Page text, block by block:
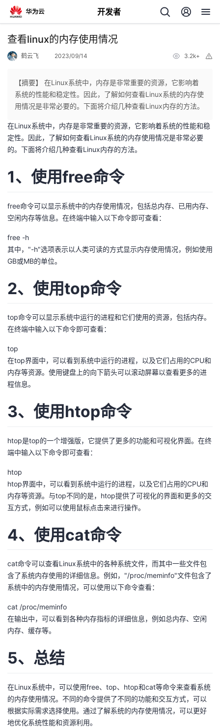
开发者
返
人
我
发
者
我
客
论
坛
的
圈
子
我
的
直
我
的
我
注
我
开
发
者
我
课
的
证
我
实
验
的
收
藏
的
Programs
我
的
支
的
术
持
我
云
建
议
查看linux的内存使用情况
鹤云飞 2023/09/14 3.2k+
【摘要】 在Linux系统中，内存是非常重要的资源，它影响着
系统的性能和稳定性。因此，了解如何查看Linux系统的内存使
用情况是非常必要的。下面将介绍几种查看Linux内存的方法。
在Linux系统中，内存是非常重要的资源，它影响着系统的性能和稳
定性。因此，了解如何查看Linux系统的内存使用情况是非常必要
的。下面将介绍几种查看Linux内存的方法。
1、使用free命令
free命令可以显示系统中的内存使用情况，包括总内存、已用内存、
空闲内存等信息。在终端中输入以下命令即可查看：
free -h
其中，"-h"选项表示以人类可读的方式显示内存使用情况，例如使用
GB或MB的单位。
2、使用top命令
top命令可以显示系统中运行的进程和它们使用的资源，包括内存。
在终端中输入以下命令即可查看：
top
在top界面中，可以看到系统中运行的进程，以及它们占用的CPU和
内存等资源。使用键盘上的向下箭头可以滚动屏幕以查看更多的进
程信息。
3、使用htop命令
htop是top的一个增强版，它提供了更多的功能和可视化界面。在终
端中输入以下命令即可查看：
htop
htop界面中，可以看到系统中运行的进程，以及它们占用的CPU和
内存等资源。与top不同的是，htop提供了可视化的界面和更多的交
互方式，例如可以使用鼠标点击来进行操作。
4、使用cat命令
cat命令可以查看Linux系统中的各种系统文件，而其中一些文件包
含了系统内存使用的详细信息。例如，"/proc/meminfo"文件包含了
系统中的内存使用情况，可以使用以下命令查看：
cat /proc/meminfo
在输出中，可以看到各种内存指标的详细信息，例如总内存、空闲
内存、缓存等。
5、总结
在Linux系统中，可以使用free、top、htop和cat等命令来查看系统
的内存使用情况。不同的命令提供了不同的功能和交互方式，可以
根据实际需求选择使用。通过了解系统的内存使用情况，可以更好
地优化系统性能和资源利用。